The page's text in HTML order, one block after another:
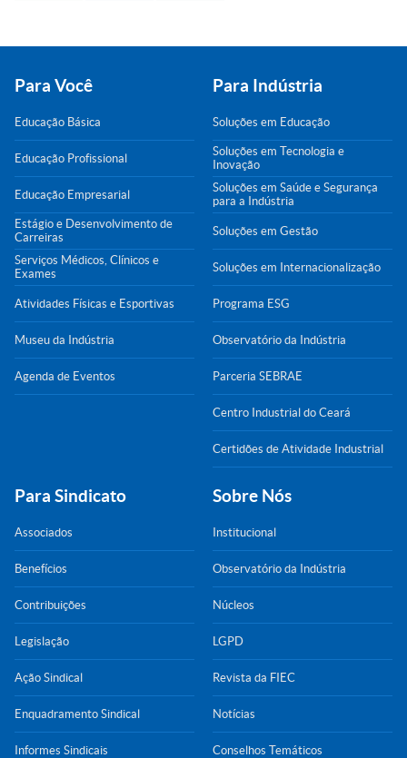
Para Você
Educação Básica
Educação Profissional
Educação Empresarial
Estágio e Desenvolvimento de
Carreiras
Serviços Médicos, Clínicos e
Exames
Atividades Físicas e Esportivas
Museu da Indústria
Agenda de Eventos
Para Indústria
Soluções em Educação
Soluções em Tecnologia e
Inovação
Soluções em Saúde e Segurança
para a Indústria
Soluções em Gestão
Soluções em Internacionalização
Programa ESG
Observatório da Indústria
Parceria SEBRAE
Centro Industrial do Ceará
Certidões de Atividade Industrial
Para Sindicato
Associados
Benefícios
Contribuições
Legislação
Ação Sindical
Enquadramento Sindical
Informes Sindicais
Sobre Nós
Institucional
Observatório da Indústria
Núcleos
LGPD
Revista da FIEC
Notícias
Conselhos Temáticos